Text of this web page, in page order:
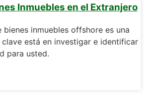
Inmuebles en el Extranjero
inmuebles offshore es una
está en investigar e identificar
para usted.